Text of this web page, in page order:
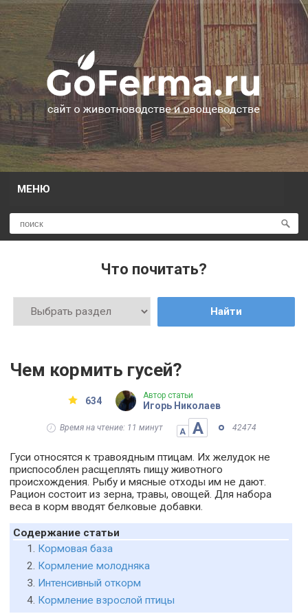
МЕНЮ
Что почитать?
Найти
Чем кормить гусей?
634 Автор статьи
Игорь Николаев
Время на чтение: 11 минут А А 42474
Гуси относятся к травоядным птицам. Их желудок не
приспособлен расщеплять пищу животного
происхождения. Рыбу и мясные отходы им не дают.
Рацион состоит из зерна, травы, овощей. Для набора
веса в корм вводят белковые добавки.
Содержание статьи
Кормовая база
Кормление молодняка
Интенсивный откорм
Кормление взрослой птицы